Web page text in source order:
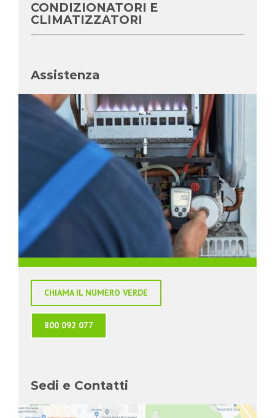
CONDIZIONATORI E
CLIMATIZZATORI
Assistenza
CHIAMA IL NUMERO VERDE
800 092 077
Sedi e Contatti